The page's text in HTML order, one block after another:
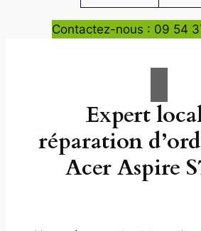
Contactez-nous : 09 54
Expert
réparation
Acer Aspire